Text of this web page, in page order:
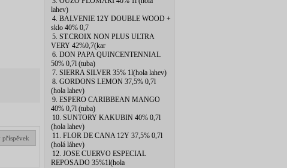
příspěvek
lahev)
4. BALVENIE 12Y DOUBLE WOOD +
sklo 40% 0,7
5. ST.CROIX NON PLUS ULTRA
VERY 42%0,7(kar
6. DON PAPA QUINCENTENNIAL
50% 0,7l (tuba)
7. SIERRA SILVER 35% 1l(hola lahev)
8. GORDONS LEMON 37,5% 0,7l
(hola lahev)
9. ESPERO CARIBBEAN MANGO
40% 0,7l (tuba)
10. SUNTORY KAKUBIN 40% 0,7l
(hola lahev)
11. FLOR DE CANA 12Y 37,5% 0,7l
(holá láhev)
12. JOSE CUERVO ESPECIAL
REPOSADO 35%1l(hola